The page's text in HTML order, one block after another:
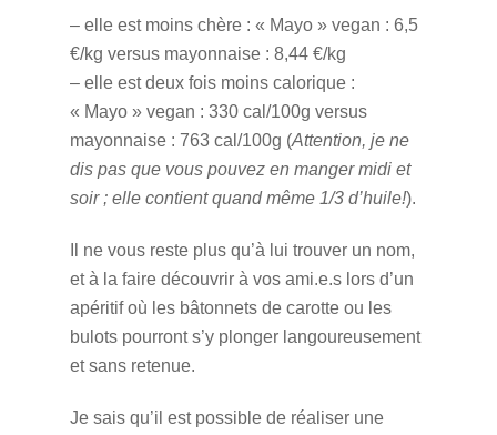
– elle est moins chère : « Mayo » vegan : 6,5
€/kg versus mayonnaise : 8,44 €/kg
– elle est deux fois moins calorique :
« Mayo » vegan : 330 cal/100g versus
mayonnaise : 763 cal/100g (Attention, je ne
dis pas que vous pouvez en manger midi et
soir ; elle contient quand même 1/3 d’huile!).
Il ne vous reste plus qu’à lui trouver un nom,
et à la faire découvrir à vos ami.e.s lors d’un
apéritif où les bâtonnets de carotte ou les
bulots pourront s’y plonger langoureusement
et sans retenue.
Je sais qu’il est possible de réaliser une